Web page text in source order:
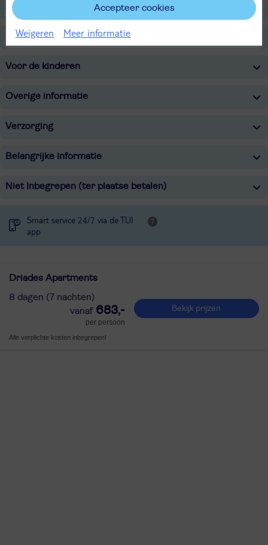
Zwembaden
Sport & Activiteiten
Voor de kinderen
Overige informatie
Verzorging
Belangrijke informatie
Niet Inbegrepen (ter plaatse betalen)
Smart service 24/7 via de TUI
app
Driades Apartments
8 dagen (7 nachten)
683,-
per persoon
Bekijk prijzen
Alle verplichte kosten inbegrepen!
Accepteer cookies
Weigeren Meer informatie